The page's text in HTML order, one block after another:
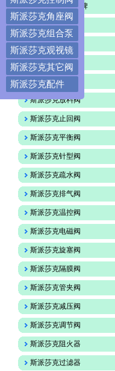
斯派莎克进口品牌
斯派莎克闸阀
斯派莎克蝶阀
斯派莎克球阀
斯派莎克截止阀
斯派莎克放料阀
斯派莎克止回阀
斯派莎克平衡阀
斯派莎克针型阀
斯派莎克疏水阀
斯派莎克排气阀
斯派莎克温控阀
斯派莎克电磁阀
斯派莎克旋塞阀
斯派莎克隔膜阀
斯派莎克管夹阀
斯派莎克减压阀
斯派莎克调节阀
斯派莎克阻火器
斯派莎克过滤器
斯派莎克角座阀
斯派莎克组合泵
斯派莎克观视镜
斯派莎克其它阀
斯派莎克配件